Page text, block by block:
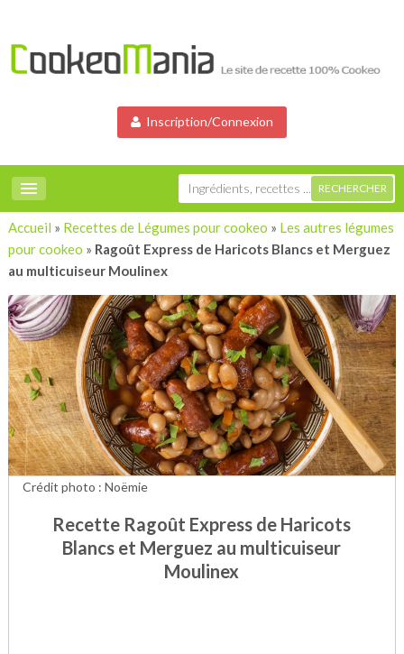
Inscription/Connexion
Accueil » Recettes de Légumes pour cookeo » Les autres légumes
pour cookeo » Ragoût Express de Haricots Blancs et Merguez
au multicuiseur Moulinex
Recette Ragoût Express de Haricots
Blancs et Merguez au multicuiseur
Moulinex
Crédit photo : Noëmie